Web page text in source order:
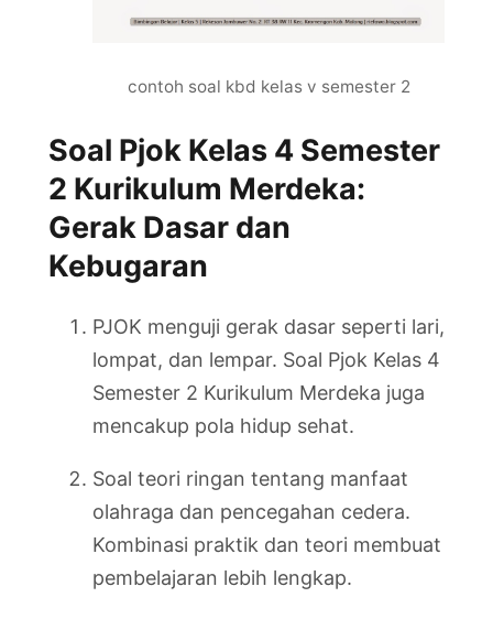
contoh soal kbd kelas v semester 2
Soal Pjok Kelas 4 Semester
2 Kurikulum Merdeka:
Gerak Dasar dan
Kebugaran
PJOK menguji gerak dasar seperti lari,
lompat, dan lempar. Soal Pjok Kelas 4
Semester 2 Kurikulum Merdeka juga
mencakup pola hidup sehat.
Soal teori ringan tentang manfaat
olahraga dan pencegahan cedera.
Kombinasi praktik dan teori membuat
pembelajaran lebih lengkap.